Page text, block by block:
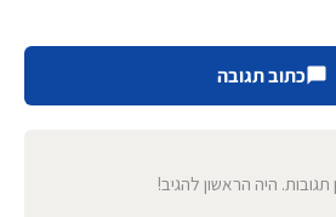
כתוב תגובה
תגובות. היה הראשון להגיב!